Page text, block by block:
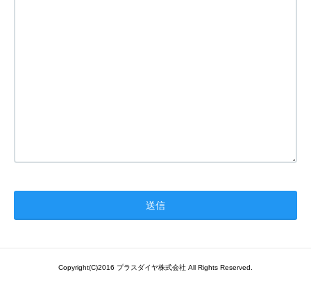
Copyright(C)2016 プラスダイヤ株式会社 All Rights Reserved.